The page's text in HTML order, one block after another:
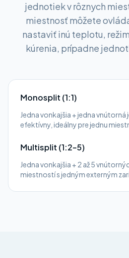
jednotiek v rôznych
miestnosť môžete
nastaviť inú teplotu,
kúrenia, prípadne
Monosplit (1:1)
Jedna vonkajšia + jedna
efektívny, ideálny pre jednu
Multisplit (1:2–5)
Jedna vonkajšia + 2 až 5
miestností s jedným externým